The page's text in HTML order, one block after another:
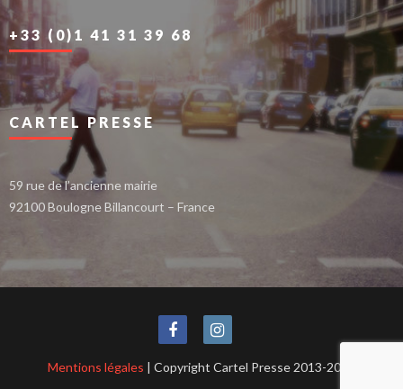
+33 (0)1 41 31 39 68
CARTEL PRESSE
59 rue de l’ancienne mairie
92100 Boulogne Billancourt – France
Mentions légales | Copyright Cartel Presse 2013-2021